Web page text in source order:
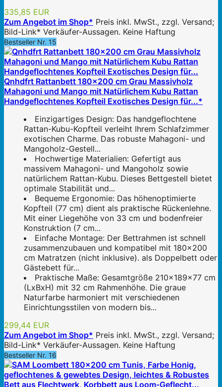
335,85 EUR
Zum Angebot im Shop* Preis inkl. MwSt., zzgl. Versand;
Bild-Link* Verkäufer-Aussagen. Keine Haftung
Bestseller Nr. 15
Qnhdfrt Rattanbett 180x200 cm Grau Massivholz
Mahagoni und Mango mit Natürlichem Kubu Rattan
Handgeflochtenes Kopfteil Exotisches Design für...*
Einzigartiges Design: Das handgeflochtene
Rattan-Kubu-Kopfteil verleiht Ihrem Schlafzimmer
exotischen Charme. Das robuste Mahagoni- und
Mangoholz-Gestell...
Hochwertige Materialien: Gefertigt aus
massivem Mahagoni- und Mangoholz sowie
natürlichem Rattan-Kubu. Dieses Bettgestell bietet
optimale Stabilität und...
Bequeme Ergonomie: Das höhenoptimierte
Kopfteil (77 cm) dient als praktische Rückenlehne.
Mit einer Liegehöhe von 33 cm und bodenfreier
Konstruktion (7 cm...
Einfache Montage: Der Bettrahmen ist schnell
zusammenzubauen und kompatibel mit 180x200
cm Matratzen (nicht inklusive). als Doppelbett oder
Gästebett für...
Praktische Maße: Gesamtgröße 210x189x77 cm
(LxBxH) mit 32 cm Rahmenhöhe. Die graue
Naturfarbe harmoniert mit verschiedenen
Einrichtungsstilen von modern bis...
299,44 EUR
Zum Angebot im Shop* Preis inkl. MwSt., zzgl. Versand;
Bild-Link* Verkäufer-Aussagen. Keine Haftung
Bestseller Nr. 16